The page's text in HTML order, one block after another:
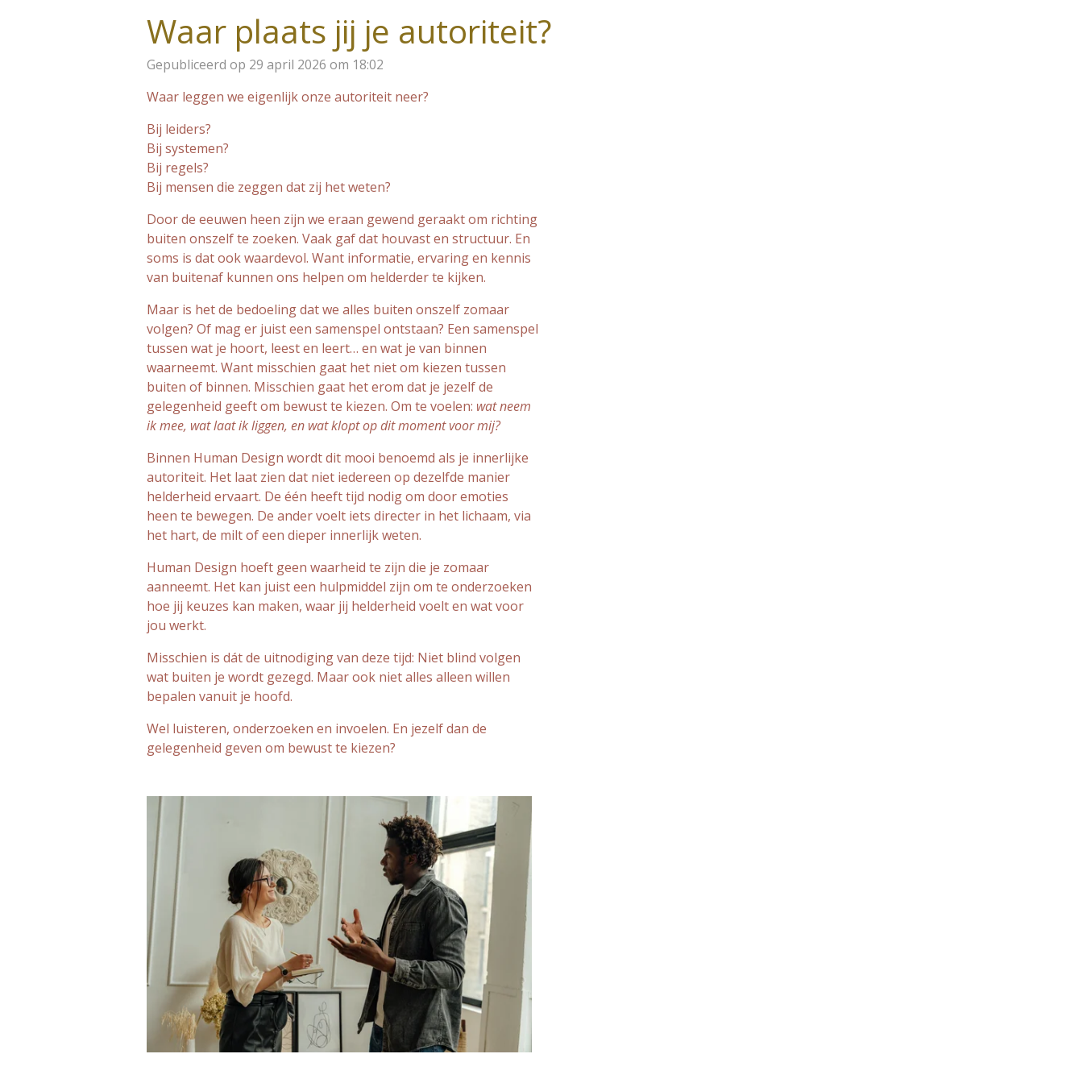
Waar plaats jij je autoriteit?
Gepubliceerd op 29 april 2026 om 18:02
Waar leggen we eigenlijk onze autoriteit neer?
Bij leiders?
Bij systemen?
Bij regels?
Bij mensen die zeggen dat zij het weten?
Door de eeuwen heen zijn we eraan gewend geraakt om richting
buiten onszelf te zoeken. Vaak gaf dat houvast en structuur. En
soms is dat ook waardevol. Want informatie, ervaring en kennis
van buitenaf kunnen ons helpen om helderder te kijken.
Maar is het de bedoeling dat we alles buiten onszelf zomaar
volgen? Of mag er juist een samenspel ontstaan? Een samenspel
tussen wat je hoort, leest en leert… en wat je van binnen
waarneemt. Want misschien gaat het niet om kiezen tussen
buiten of binnen. Misschien gaat het erom dat je jezelf de
gelegenheid geeft om bewust te kiezen. Om te voelen: wat neem
ik mee, wat laat ik liggen, en wat klopt op dit moment voor mij?
Binnen Human Design wordt dit mooi benoemd als je innerlijke
autoriteit. Het laat zien dat niet iedereen op dezelfde manier
helderheid ervaart. De één heeft tijd nodig om door emoties
heen te bewegen. De ander voelt iets directer in het lichaam, via
het hart, de milt of een dieper innerlijk weten.
Human Design hoeft geen waarheid te zijn die je zomaar
aanneemt. Het kan juist een hulpmiddel zijn om te onderzoeken
hoe jij keuzes kan maken, waar jij helderheid voelt en wat voor
jou werkt.
Misschien is dát de uitnodiging van deze tijd: Niet blind volgen
wat buiten je wordt gezegd. Maar ook niet alles alleen willen
bepalen vanuit je hoofd.
Wel luisteren, onderzoeken en invoelen. En jezelf dan de
gelegenheid geven om bewust te kiezen?